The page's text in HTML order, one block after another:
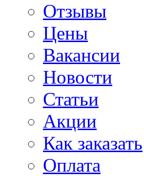
Отзывы
Цены
Вакансии
Новости
Статьи
Акции
Как заказать
Оплата